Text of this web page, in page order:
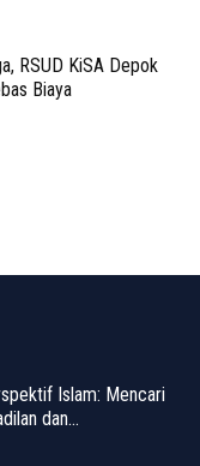
RSUD KiSA Depok
Biaya
Islam: Mencari
dan...